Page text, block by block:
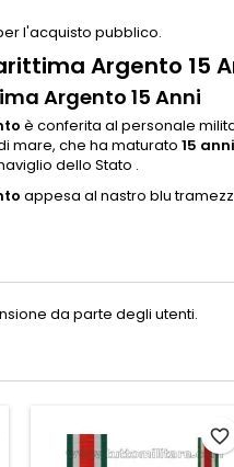
l'acquisto pubblico.
Argento 15
Argento 15 Anni
è conferita al personale
mare, che ha maturato 15 anni
dello Stato .
appesa al nastro blu
da parte degli utenti.
favorite_border